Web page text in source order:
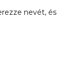
nevét, és